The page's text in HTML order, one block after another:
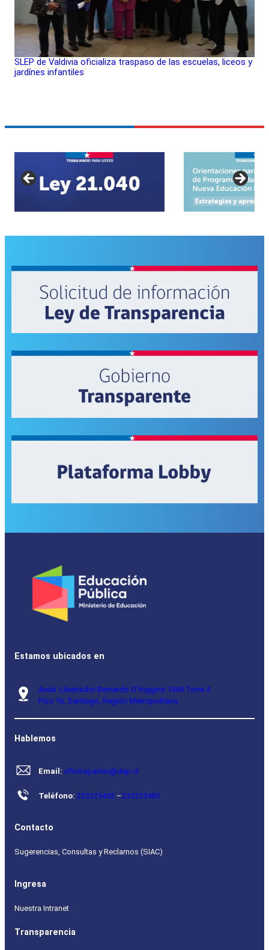
SLEP de Valdivia oficializa traspaso de las escuelas, liceos y
jardínes infantiles
Estamos ubicados en
Avda. Libertador Bernardo O’Higgins 1449 Torre 4
Piso 16, Santiago, Región Metropolitana.
Hablemos
Email: oficinapartes@dep.cl
Teléfono: 233225492 –233225485
Contacto
Sugerencias, Consultas y Reclamos (SIAC)
Ingresa
Nuestra Intranet
Transparencia